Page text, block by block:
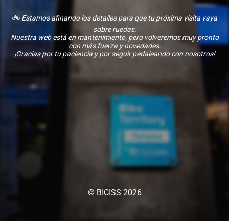
🚲 Estamos afinando los detalles para que tu próxima visita vaya
sobre ruedas.
Nuestra web está en mantenimiento, pero volveremos muy pronto
con más fuerza y novedades.
¡Gracias por tu paciencia y por seguir pedaleando con nosotros!
© BICISS 2026